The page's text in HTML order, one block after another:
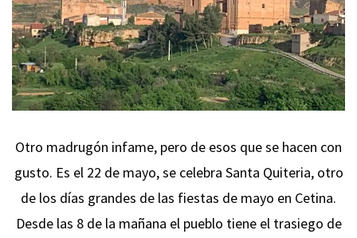
Otro madrugón infame, pero de esos que se hacen con
gusto. Es el 22 de mayo, se celebra Santa Quiteria, otro
de los días grandes de las fiestas de mayo en Cetina.
Desde las 8 de la mañana el pueblo tiene el trasiego de